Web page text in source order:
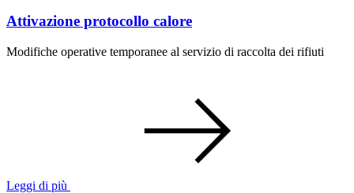
Attivazione protocollo calore
Modifiche operative temporanee al servizio di raccolta dei rifiuti
Leggi di più